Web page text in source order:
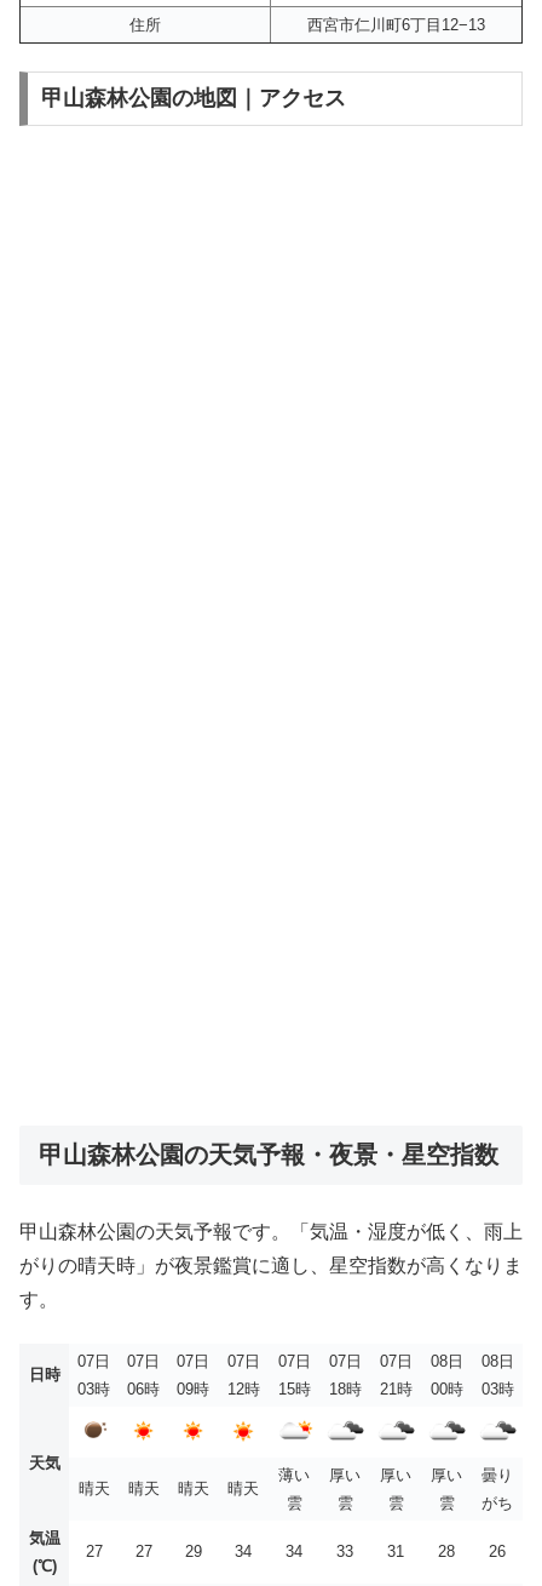
住所
西宮市仁川町6丁目12−13
甲山森林公園の地図｜アクセス
甲山森林公園の天気予報・夜景・星空指数
甲山森林公園の天気予報です。「気温・湿度が低く、雨上
がりの晴天時」が夜景鑑賞に適し、星空指数が高くなりま
す。
日時
07日
03時
07日
06時
07日
09時
07日
12時
07日
15時
07日
18時
07日
21時
08日
00時
08日
03時
天気
晴天
晴天 晴天 晴天
薄い
雲
厚い
雲
厚い
雲
厚い
雲
曇り
がち
気温
(℃)
27 27 29 34 34 33 31 28 26